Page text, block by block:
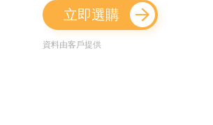
立即選購
資料由客戶提供